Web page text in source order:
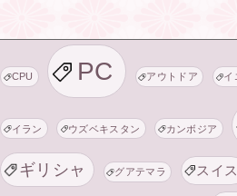
CPU PC アウトドア イ
イラン ウズベキスタン カンボジア
ギリシャ グアテマラ スイス